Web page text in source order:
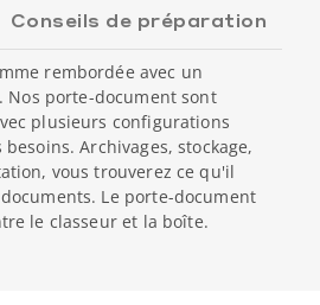
Conseils de préparation
rembordée avec un
porte-document sont
plusieurs configurations
Archivages, stockage,
vous trouverez ce qu'il
Le porte-document
le classeur et la boîte.